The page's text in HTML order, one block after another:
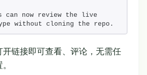
can now review the live
without cloning the repo.
开链接即可查看、评论，无需任